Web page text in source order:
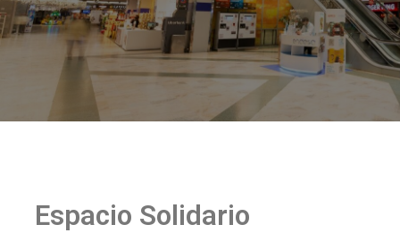
Espacio Solidario